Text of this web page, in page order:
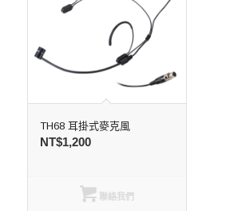
TH68 耳掛式麥克風
NT$1,200
聯絡我們